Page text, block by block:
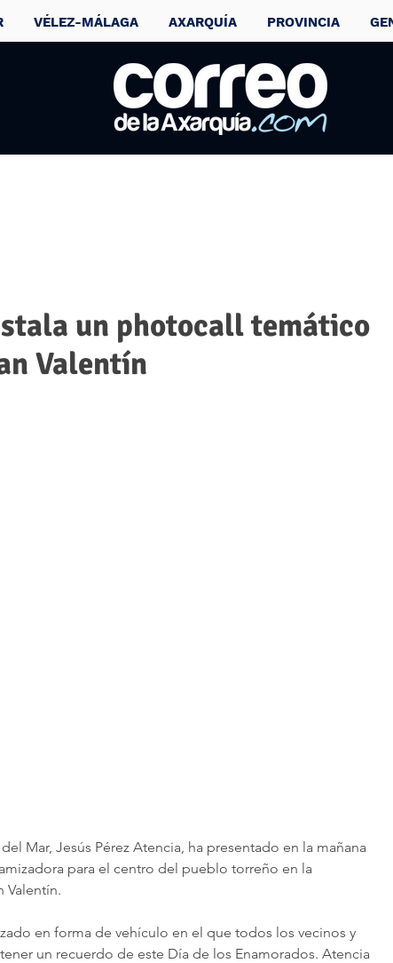
VÉLEZ-MÁLAGA AXARQUÍA PROVINCIA
un photocall temático
Valentín
Mar, Jesús Pérez Atencia, ha presentado en la mañana
para el centro del pueblo torreño en la
Valentín.
en forma de vehículo en el que todos los vecinos y
un recuerdo de este Día de los Enamorados. Atencia